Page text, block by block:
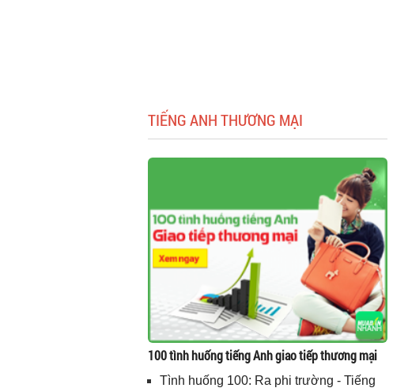
TIẾNG ANH THƯƠNG MẠI
100 tình huống tiếng Anh giao tiếp thương mại
Tình huống 100: Ra phi trường - Tiếng